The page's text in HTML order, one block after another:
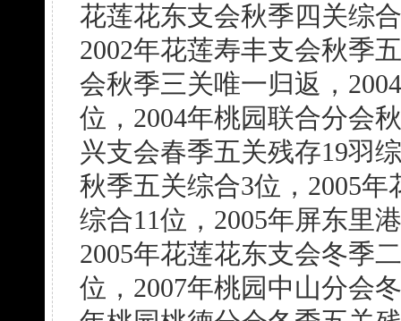
花莲花东支会秋季四关综
2002年花莲寿丰支会秋季
会秋季三关唯一归返，
位，2004年桃园联合分会
兴支会春季五关残存19羽
秋季五关综合3位，2005
综合11位，2005年屏东里
2005年花莲花东支会冬季
位，2007年桃园中山分会